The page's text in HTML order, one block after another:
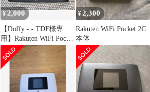
¥ 2,000
【Duffy -.- TDF様専
用】Rakuten WiFi Pocket
2C
¥2,300
Rakuten WiFi Pocket 2C
本体